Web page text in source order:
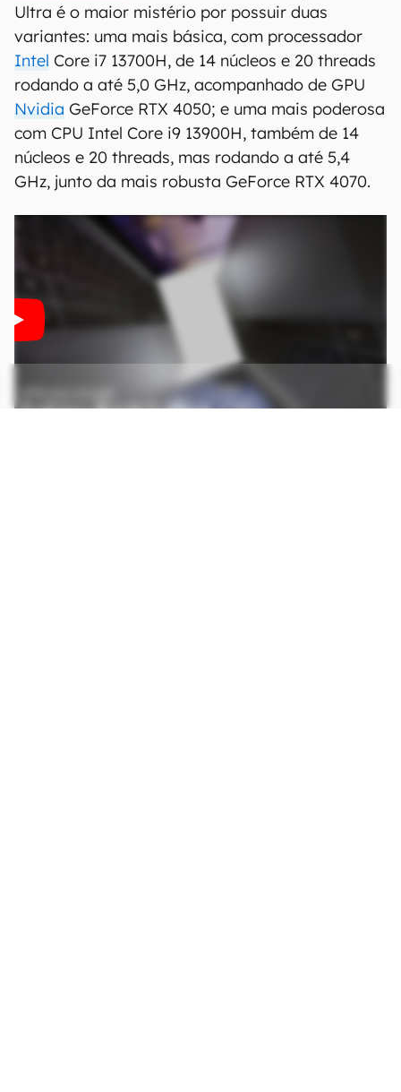
Ultra é o maior mistério por possuir duas
variantes: uma mais básica, com processador
Intel Core i7 13700H, de 14 núcleos e 20 threads
rodando a até 5,0 GHz, acompanhado de GPU
Nvidia GeForce RTX 4050; e uma mais poderosa
com CPU Intel Core i9 13900H, também de 14
núcleos e 20 threads, mas rodando a até 5,4
GHz, junto da mais robusta GeForce RTX 4070.